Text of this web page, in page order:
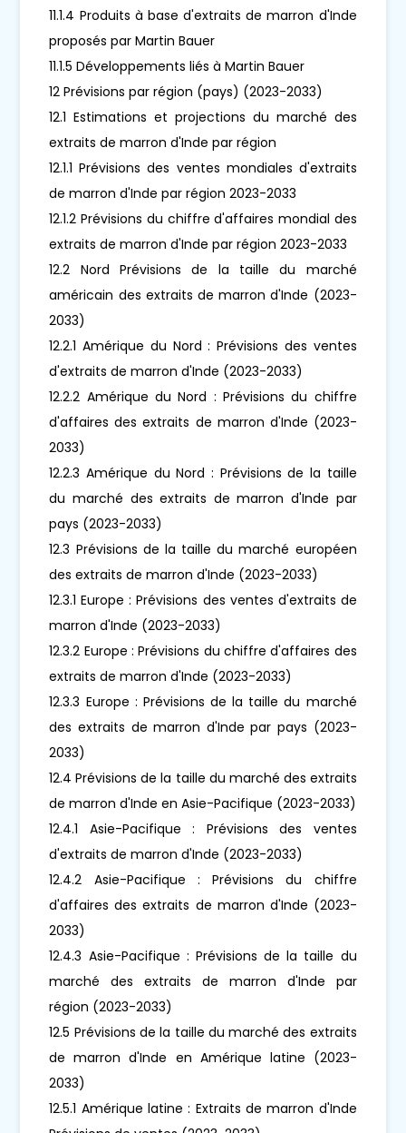
11.1.4 Produits à base d'extraits de marron d'Inde
proposés par Martin Bauer
11.1.5 Développements liés à Martin Bauer
12 Prévisions par région (pays) (2023-2033)
12.1 Estimations et projections du marché des
extraits de marron d'Inde par région
12.1.1 Prévisions des ventes mondiales d'extraits
de marron d'Inde par région 2023-2033
12.1.2 Prévisions du chiffre d'affaires mondial des
extraits de marron d'Inde par région 2023-2033
12.2 Nord Prévisions de la taille du marché
américain des extraits de marron d'Inde (2023-
2033)
12.2.1 Amérique du Nord : Prévisions des ventes
d'extraits de marron d'Inde (2023-2033)
12.2.2 Amérique du Nord : Prévisions du chiffre
d'affaires des extraits de marron d'Inde (2023-
2033)
12.2.3 Amérique du Nord : Prévisions de la taille
du marché des extraits de marron d'Inde par
pays (2023-2033)
12.3 Prévisions de la taille du marché européen
des extraits de marron d'Inde (2023-2033)
12.3.1 Europe : Prévisions des ventes d'extraits de
marron d'Inde (2023-2033)
12.3.2 Europe : Prévisions du chiffre d'affaires des
extraits de marron d'Inde (2023-2033)
12.3.3 Europe : Prévisions de la taille du marché
des extraits de marron d'Inde par pays (2023-
2033)
12.4 Prévisions de la taille du marché des extraits
de marron d'Inde en Asie-Pacifique (2023-2033)
12.4.1 Asie-Pacifique : Prévisions des ventes
d'extraits de marron d'Inde (2023-2033)
12.4.2 Asie-Pacifique : Prévisions du chiffre
d'affaires des extraits de marron d'Inde (2023-
2033)
12.4.3 Asie-Pacifique : Prévisions de la taille du
marché des extraits de marron d'Inde par
région (2023-2033)
12.5 Prévisions de la taille du marché des extraits
de marron d'Inde en Amérique latine (2023-
2033)
12.5.1 Amérique latine : Extraits de marron d'Inde